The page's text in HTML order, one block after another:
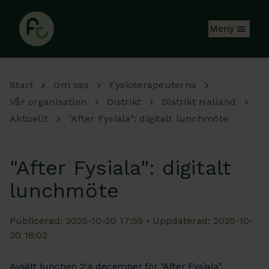
Meny
Start Om oss
Fysioterapeuterna
Vår organisation
Distrikt
Distrikt Halland
Aktuellt
"After Fysiala": digitalt lunchmöte
"After Fysiala": digitalt
lunchmöte
Publicerad: 2025-10-20 17:59 • Uppdaterad: 2025-10-
20 18:02
Avsätt lunchen 2:a december för "After Fysiala".